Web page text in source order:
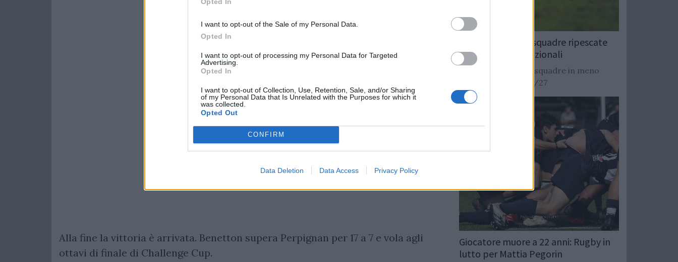
I want to opt-out of the Sale of my Personal Data.
Opted In
I want to opt-out of processing my Personal Data for Targeted
Advertising.
Opted In
I want to opt-out of Collection, Use, Retention, Sale, and/or Sharing
of my Personal Data that Is Unrelated with the Purposes for which it
was collected.
Opted Out
CONFIRM
Data Deletion Data Access Privacy Policy
Alla fine la vittoria è arrivata. Benetton supera Perpignan per 17 a 7 e vola agli
ottavi di finale di Challenge Cup.
Rugby: Record di squadre ripescate
nei campionati nazionali
Si stimano oltre 20 squadre in meno
dalla stagione 2026/27
Giocatore muore a 22 anni: Rugby in
lutto per Mattia Pegorin